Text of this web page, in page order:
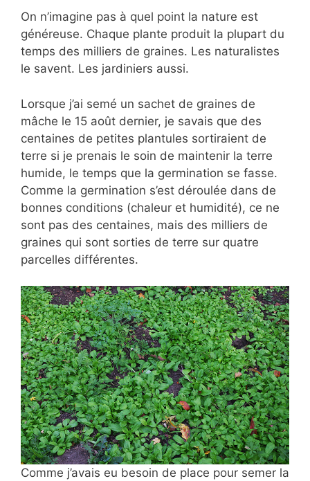
On n’imagine pas à quel point la nature est
généreuse. Chaque plante produit la plupart du
temps des milliers de graines. Les naturalistes
le savent. Les jardiniers aussi.
Lorsque j’ai semé un sachet de graines de
mâche le 15 août dernier, je savais que des
centaines de petites plantules sortiraient de
terre si je prenais le soin de maintenir la terre
humide, le temps que la germination se fasse.
Comme la germination s’est déroulée dans de
bonnes conditions (chaleur et humidité), ce ne
sont pas des centaines, mais des milliers de
graines qui sont sorties de terre sur quatre
parcelles différentes.
Comme j’avais eu besoin de place pour semer la